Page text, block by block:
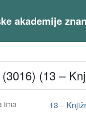
akademije
(13 –
ima
13 –